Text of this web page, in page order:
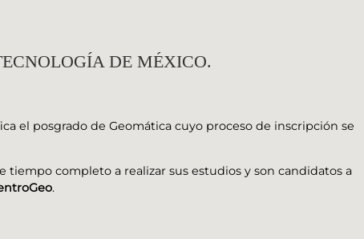
DE MÉXICO.
el posgrado de Geomática cuyo proceso de inscripción se
tiempo completo a realizar sus estudios y son candidatos a
.